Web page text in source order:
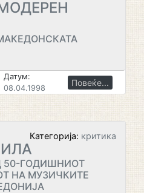
Датум:
08.04.1998
Повеќе...
Категорија: критика
50-ГОДИШНИОТ
НА МУЗИЧКИТЕ